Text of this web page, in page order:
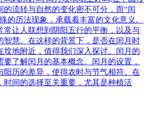
的流转与自然的变化密不可分，而“闰
的历法现象，承载着丰富的文化意义。
常让人联想到阴阳五行的平衡，以及与
智慧。在这样的背景下，是否在闰月时
坟地附近，值得我们深入探讨。闰月的
要了解闰月的基本概念。闰月的设置，
阳历的差异，使得农时与节气相符。在
时间的选择至关重要，尤其是种植活